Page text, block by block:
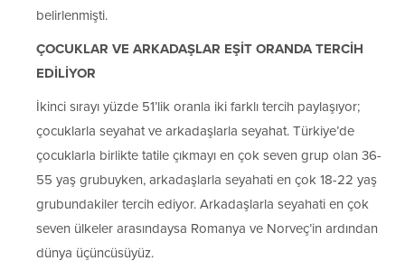
belirlenmişti.
ÇOCUKLAR VE ARKADAŞLAR EŞİT ORANDA TERCİH
EDİLİYOR
İkinci sırayı yüzde 51’lik oranla iki farklı tercih paylaşıyor;
çocuklarla seyahat ve arkadaşlarla seyahat. Türkiye’de
çocuklarla birlikte tatile çıkmayı en çok seven grup olan 36-
55 yaş grubuyken, arkadaşlarla seyahati en çok 18-22 yaş
grubundakiler tercih ediyor. Arkadaşlarla seyahati en çok
seven ülkeler arasındaysa Romanya ve Norveç’in ardından
dünya üçüncüsüyüz.